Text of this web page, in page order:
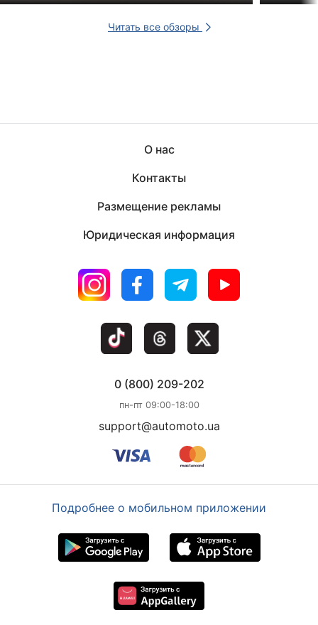
Читать все обзоры
О нас
Контакты
Размещение рекламы
Юридическая информация
0 (800) 209-202
пн-пт 09:00-18:00
support@automoto.ua
Подробнее о мобильном приложении